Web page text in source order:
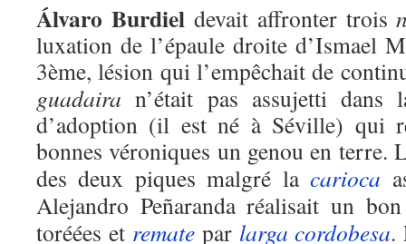
Álvaro Burdieldevait affronter trois
luxation de l’épaule droite d’Ismael
3ème, lésion qui l’empêchait de
guadaira n’était pas assujetti
d’adoption (il est né à Séville) qui
bonnes véroniques un genou en terre.
des deux piques malgré lacarioca
Alejandro Peñaranda réalisait un
toréées et rematepar larga cordobesa.